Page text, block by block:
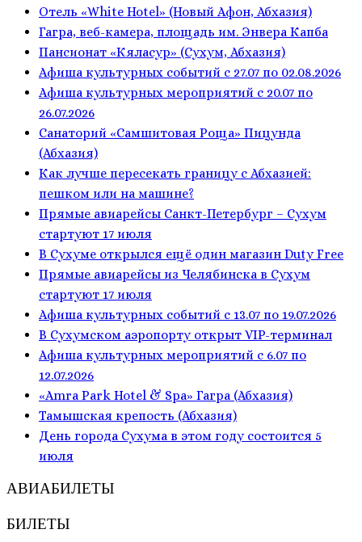
Отель «White Hotel» (Новый Афон, Абхазия)
Гагра, веб-камера, площадь им. Энвера Капба
Пансионат «Кяласур» (Сухум, Абхазия)
Афиша культурных событий с 27.07 по 02.08.2026
Афиша культурных мероприятий с 20.07 по
26.07.2026
Санаторий «Самшитовая Роща» Пицунда
(Абхазия)
Как лучше пересекать границу с Абхазией:
пешком или на машине?
Прямые авиарейсы Санкт-Петербург – Сухум
стартуют 17 июля
В Сухуме открылся ещё один магазин Duty Free
Прямые авиарейсы из Челябинска в Сухум
стартуют 17 июля
Афиша культурных событий с 13.07 по 19.07.2026
В Сухумском аэропорту открыт VIP-терминал
Афиша культурных мероприятий с 6.07 по
12.07.2026
«Amra Park Hotel & Spa» Гагра (Абхазия)
Тамышская крепость (Абхазия)
День города Сухума в этом году состоится 5
июля
АВИАБИЛЕТЫ
БИЛЕТЫ